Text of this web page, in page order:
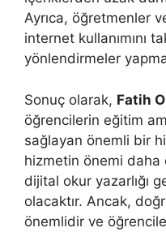
Ayrıca, öğretmenler
internet kullanımını
yönlendirmeler
Sonuç olarak, Fatih
öğrencilerin eğitim
sağlayan önemli bir
hizmetin önemi
dijital okur yazarlığı
olacaktır. Ancak,
önemlidir ve